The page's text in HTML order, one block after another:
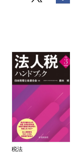
税法